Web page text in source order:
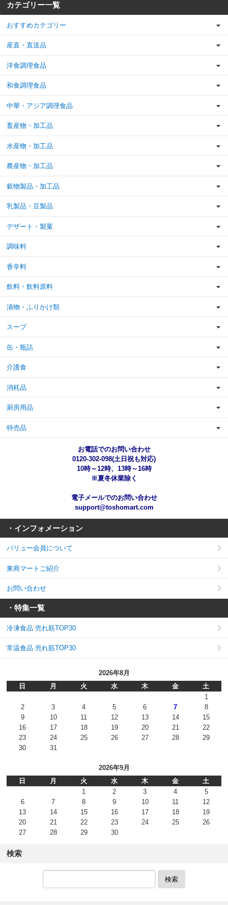
カテゴリー一覧
おすすめカテゴリー
産直・直送品
洋食調理食品
和食調理食品
中華・アジア調理食品
畜産物・加工品
水産物・加工品
農産物・加工品
穀物製品・加工品
乳製品・豆製品
デザート・製菓
調味料
香辛料
飲料・飲料原料
漬物・ふりかけ類
スープ
缶・瓶詰
介護食
消耗品
厨房用品
特売品
お電話でのお問い合わせ
0120-302-098(土日祝も対応)
10時～12時、13時～16時
※夏冬休業除く
電子メールでのお問い合わせ
support@toshomart.com
・インフォメーション
バリュー会員について
東商マートご紹介
お問い合わせ
・特集一覧
冷凍食品 売れ筋TOP30
常温食品 売れ筋TOP30
2026年8月
日
月 火 水 木 金
土
1
2
3 4 5 6 7
8
9
10 11 12 13 14
15
16
17 18 19 20 21
22
23
24 25 26 27 28
29
30
31
2026年9月
日
月 火 水 木 金
土
1
2 3 4
5
6
7 8 9 10 11
12
13
14 15 16 17 18
19
20
21 22 23 24 25
26
27
28 29 30
検索
検索